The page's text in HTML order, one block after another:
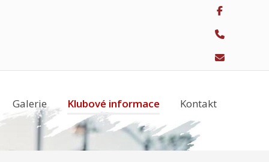
Galerie Klubové informace Kontakt